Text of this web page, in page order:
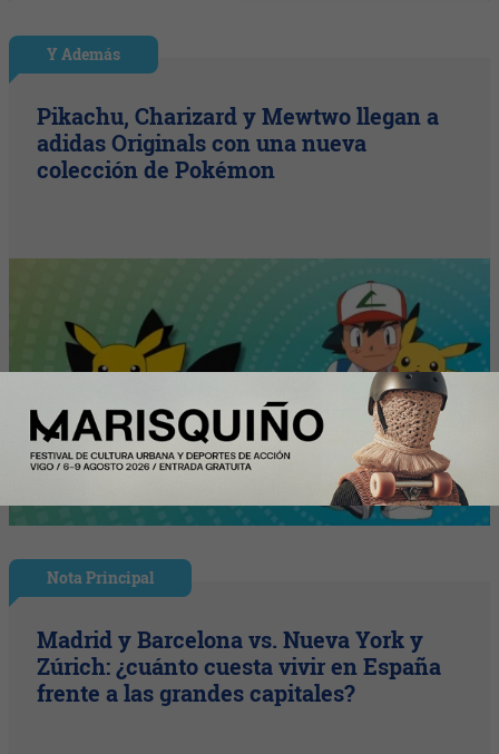
Y Además
Pikachu, Charizard y Mewtwo llegan a
adidas Originals con una nueva
colección de Pokémon
Nota Principal
Madrid y Barcelona vs. Nueva York y
Zúrich: ¿cuánto cuesta vivir en España
frente a las grandes capitales?